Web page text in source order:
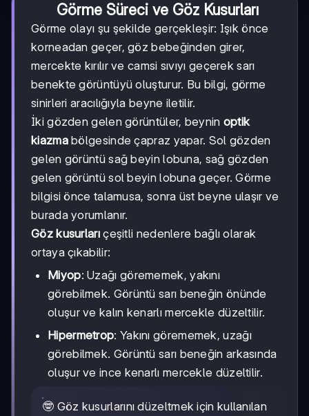
Görme Süreci ve Göz Kusurları
Görme olayı şu şekilde gerçekleşir: Işık önce
korneadan geçer, göz bebeğinden girer,
mercekte kırılır ve camsi sıvıyı geçerek sarı
benekte görüntüyü oluşturur. Bu bilgi, görme
sinirleri aracılığıyla beyne iletilir.
İki gözden gelen görüntüler, beynin optik
kiazmabölgesinde çapraz yapar. Sol gözden
gelen görüntü sağ beyin lobuna, sağ gözden
gelen görüntü sol beyin lobuna geçer. Görme
bilgisi önce talamusa, sonra üst beyne ulaşır ve
burada yorumlanır.
Göz kusurlarıçeşitli nedenlere bağlı olarak
ortaya çıkabilir:
Miyop: Uzağı görememek, yakını
görebilmek. Görüntü sarı beneğin önünde
oluşur ve kalın kenarlı mercekle düzeltilir.
Hipermetrop: Yakını görememek, uzağı
görebilmek. Görüntü sarı beneğin arkasında
oluşur ve ince kenarlı mercekle düzeltilir.
🤓 Göz kusurlarını düzeltmek için kullanılan